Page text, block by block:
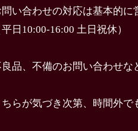
い合わせの対応は基本的
日10:00-16:00 土日祝休）
品、不備のお問い合わせ
らが気づき次第、時間外で